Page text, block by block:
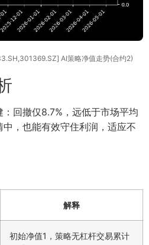
AI策略净值走势(合约2)
回撤仅8.7%，远低于市场平均
，也能有效守住利润，适应不
解释
初始净值1，策略无杠杆交易累计